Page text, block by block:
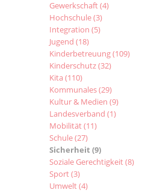
Gewerkschaft(4)
Hochschule(3)
Integration (5)
Jugend (18)
Kinderbetreuung(109)
Kinderschutz(32)
Kita (110)
Kommunales(29)
Kultur & Medien (9)
Landesverband (1)
Mobilität(11)
Schule(27)
Sicherheit (9)
Soziale Gerechtigkeit(8)
Sport(3)
Umwelt(4)